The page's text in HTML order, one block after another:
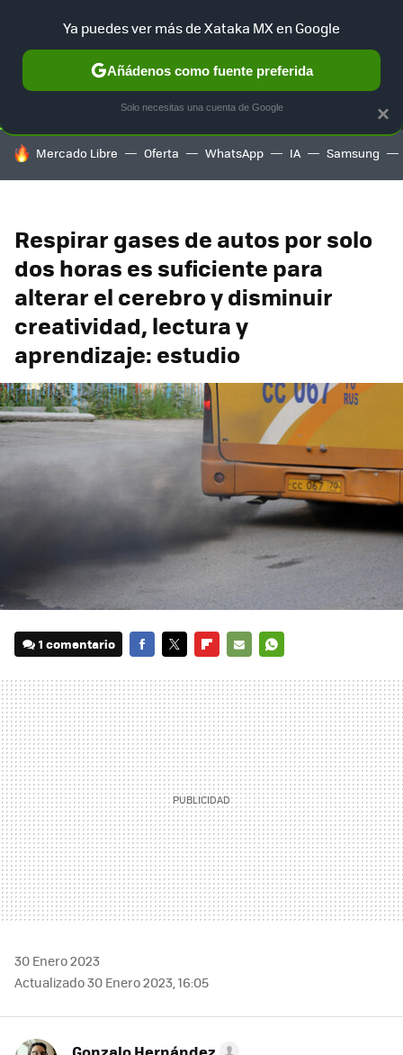
SELECCIÓN GAMING HOME AUTO TERRITORIO
HOY SE HABLA DE
Mercado Libre Oferta WhatsApp IA Samsung
Respirar gases de autos por solo
dos horas es suficiente para
alterar el cerebro y disminuir
creatividad, lectura y
aprendizaje: estudio
1 comentario
MAIL
30 Enero 2023
Actualizado 30 Enero 2023, 16:05
×
Ya puedes ver más de Xataka MX en Google
Añádenos como fuente preferida
Solo necesitas una cuenta de Google